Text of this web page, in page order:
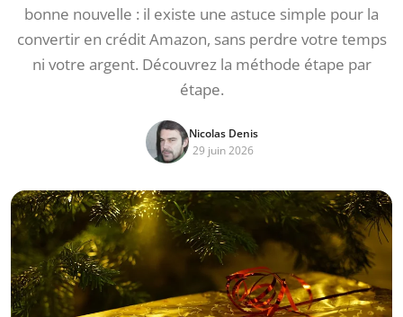
bonne nouvelle : il existe une astuce simple pour la
convertir en crédit Amazon, sans perdre votre temps
ni votre argent. Découvrez la méthode étape par
étape.
Nicolas Denis
29 juin 2026